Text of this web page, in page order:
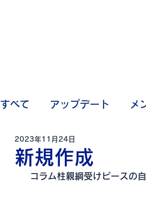
すべて アップデート メ
オプション一覧
新規作成
2023年11月24日
コラム柱親綱受けピースの